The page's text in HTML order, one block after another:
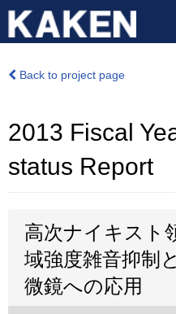
Back to project page
2013 Fiscal
status Report
高次ナイキスト
域強度雑音抑制
微鏡への応用